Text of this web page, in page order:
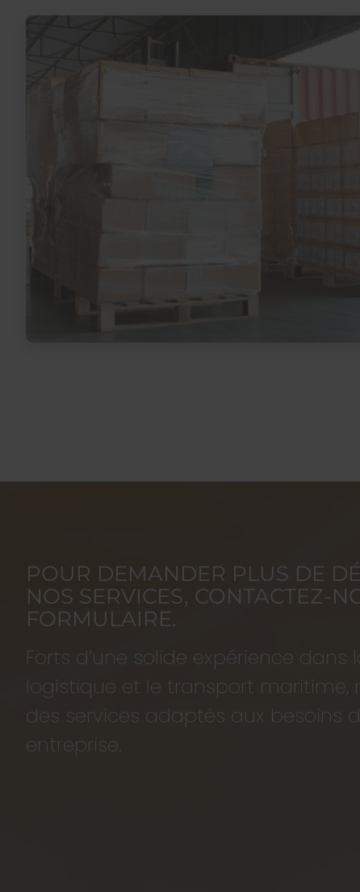
POUR DEMANDER PLUS DE
NOS SERVICES, CONTACTEZ-
FORMULAIRE.
Forts d’une solide expérience dans
logistique et le transport maritime,
des services adaptés aux besoins
entreprise.